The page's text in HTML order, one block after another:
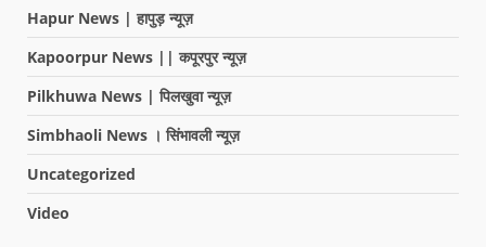
Hapur News | हापुड़ न्यूज़
Kapoorpur News || कपूरपुर न्यूज़
Pilkhuwa News | पिलखुवा न्यूज़
Simbhaoli News । सिंभावली न्यूज़
Uncategorized
Video